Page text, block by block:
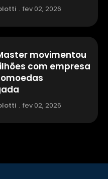
. fev 02, 2026
movimentou
com empresa
. fev 02, 2026